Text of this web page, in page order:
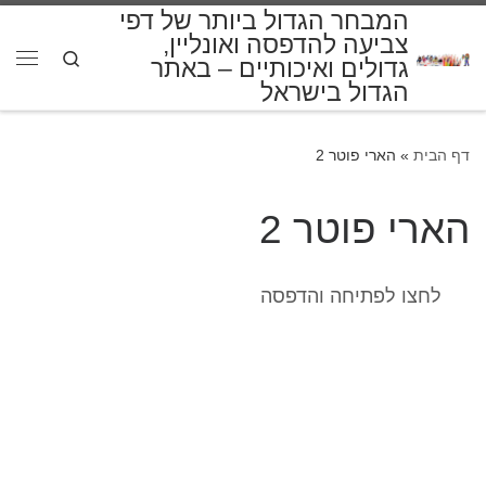
המבחר הגדול ביותר של דפי
צביעה להדפסה ואונליין,
גדולים ואיכותיים – באתר
הגדול בישראל
Search
דף הבית » הארי פוטר 2
הארי פוטר 2
לחצו לפתיחה והדפסה